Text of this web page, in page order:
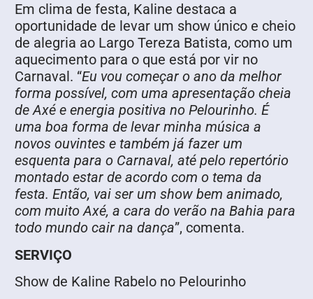
Em clima de festa, Kaline destaca a
oportunidade de levar um show único e cheio
de alegria ao Largo Tereza Batista, como um
aquecimento para o que está por vir no
Carnaval. “Eu vou começar o ano da melhor
forma possível, com uma apresentação cheia
de Axé e energia positiva no Pelourinho. É
uma boa forma de levar minha música a
novos ouvintes e também já fazer um
esquenta para o Carnaval, até pelo repertório
montado estar de acordo com o tema da
festa. Então, vai ser um show bem animado,
com muito Axé, a cara do verão na Bahia para
todo mundo cair na dança”, comenta.
SERVIÇO
Show de Kaline Rabelo no Pelourinho